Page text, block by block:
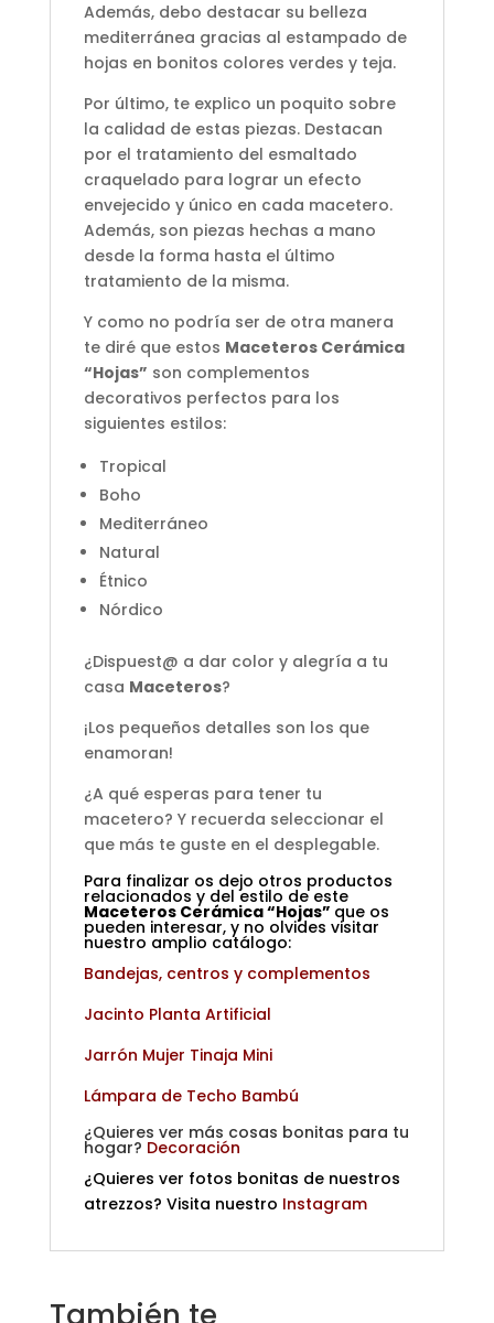
Además, debo destacar su belleza
mediterránea gracias al estampado de
hojas en bonitos colores verdes y teja.
Por último, te explico un poquito sobre
la calidad de estas piezas. Destacan
por el tratamiento del esmaltado
craquelado para lograr un efecto
envejecido y único en cada macetero.
Además, son piezas hechas a mano
desde la forma hasta el último
tratamiento de la misma.
Y como no podría ser de otra manera
te diré que estos Maceteros Cerámica
“Hojas” son complementos
decorativos perfectos para los
siguientes estilos:
Tropical
Boho
Mediterráneo
Natural
Étnico
Nórdico
¿Dispuest@ a dar color y alegría a tu
casa Maceteros?
¡Los pequeños detalles son los que
enamoran!
¿A qué esperas para tener tu
macetero? Y recuerda seleccionar el
que más te guste en el desplegable.
Para finalizar os dejo otros productos
relacionados y del estilo de este
Maceteros Cerámica “Hojas” que os
pueden interesar, y no olvides visitar
nuestro amplio catálogo:
Bandejas, centros y complementos
Jacinto Planta Artificial
Jarrón Mujer Tinaja Mini
Lámpara de Techo Bambú
¿Quieres ver más cosas bonitas para tu
hogar? Decoración
¿Quieres ver fotos bonitas de nuestros
atrezzos? Visita nuestro Instagram